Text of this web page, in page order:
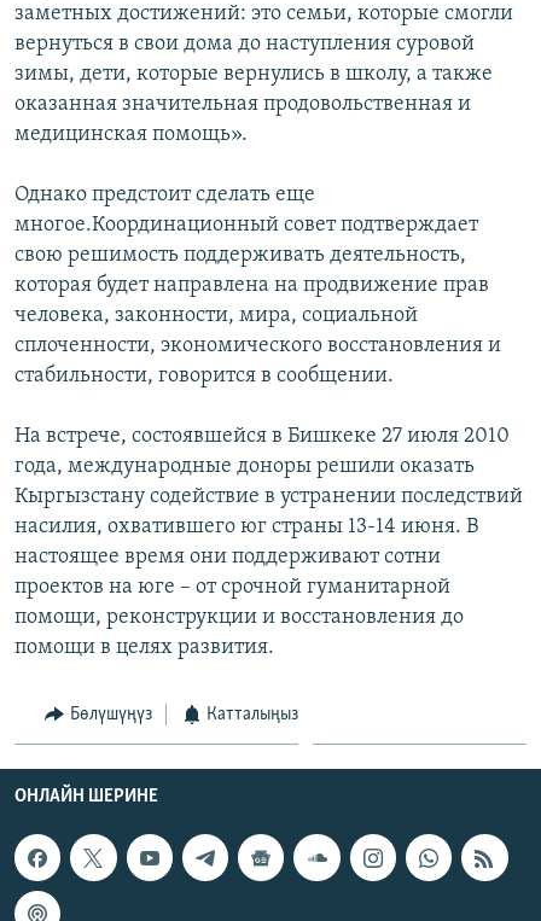
ЭЕ/АРнун бардык сайттары
заметных достижений: это семьи, которые смогли
вернуться в свои дома до наступления суровой
зимы, дети, которые вернулись в школу, а также
оказанная значительная продовольственная и
медицинская помощь».
Однако предстоит сделать еще
многое.Координационный совет подтверждает
свою решимость поддерживать деятельность,
которая будет направлена на продвижение прав
человека, законности, мира, социальной
сплоченности, экономического восстановления и
стабильности, говорится в сообщении.
На встрече, состоявшейся в Бишкеке 27 июля 2010
года, международные доноры решили оказать
Кыргызстану содействие в устранении последствий
насилия, охватившего юг страны 13-14 июня. В
настоящее время они поддерживают сотни
проектов на юге – от срочной гуманитарной
помощи, реконструкции и восстановления до
помощи в целях развития.
Бөлүшүңүз Катталыңыз
ОНЛАЙН ШЕРИНЕ